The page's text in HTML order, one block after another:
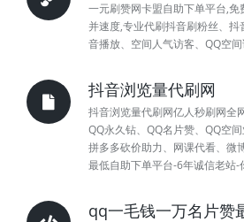
一元刷赞网卡盟自助下单平台,
并速度,专业代刷抖音刷粉丝、
音播放、空间人气访客、QQ空
抖音浏览量代刷网
抖音浏览量代刷网亿人秒刷网全
QQ永久钻、QQ名片赞、QQ空
拼多多砍价助力、网课代看、微
最低自助下单平台-6年诚信老站-
qq一毛钱一万名片赞